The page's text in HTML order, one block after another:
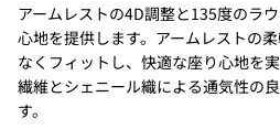
アームレストの4D調整と135度のラ
心地を提供します。アームレストの
なくフィットし、快適な座り心地を
繊維とシェニール織による通気性の
す。